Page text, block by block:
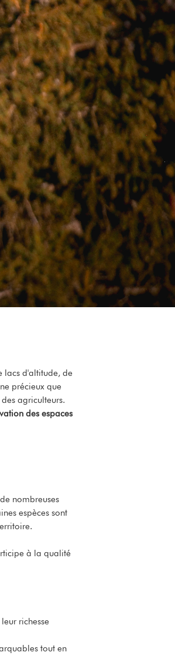
lacs d'altitude, de
précieux que
agriculteurs.
des espaces
nombreuses
espèces sont
à la qualité
richesse
tout en